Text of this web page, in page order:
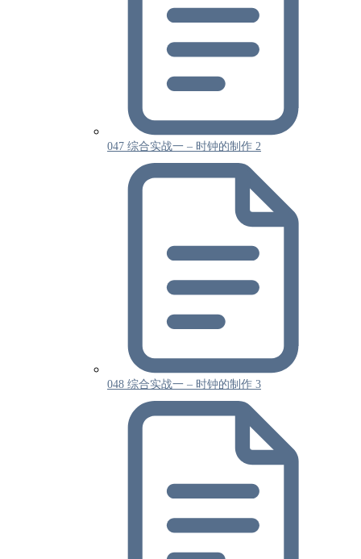
047 综合实战一 – 时钟的制作 2
048 综合实战一 – 时钟的制作 3